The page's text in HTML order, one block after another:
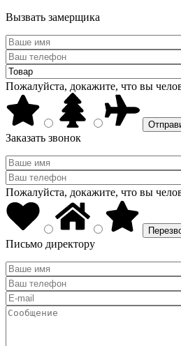
Вызвать замерщика
Пожалуйста, докажите, что вы
Заказать звонок
Пожалуйста, докажите, что вы
Письмо директору